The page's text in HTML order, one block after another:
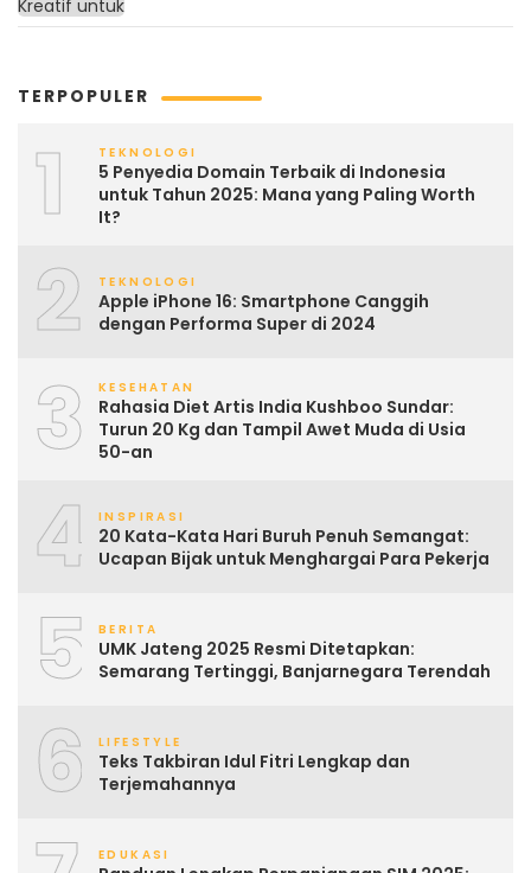
TERPOPULER
1 TEKNOLOGI
5 Penyedia Domain Terbaik di Indonesia
untuk Tahun 2025: Mana yang Paling Worth
It?
2 TEKNOLOGI
Apple iPhone 16: Smartphone Canggih
dengan Performa Super di 2024
3 KESEHATAN
Rahasia Diet Artis India Kushboo Sundar:
Turun 20 Kg dan Tampil Awet Muda di Usia
50-an
4 INSPIRASI
20 Kata-Kata Hari Buruh Penuh Semangat:
Ucapan Bijak untuk Menghargai Para Pekerja
5 BERITA
UMK Jateng 2025 Resmi Ditetapkan:
Semarang Tertinggi, Banjarnegara Terendah
6 LIFESTYLE
Teks Takbiran Idul Fitri Lengkap dan
Terjemahannya
EDUKASI